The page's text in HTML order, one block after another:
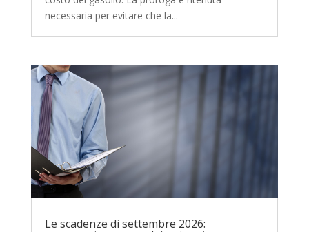
necessaria per evitare che la...
Le scadenze di settembre 2026: